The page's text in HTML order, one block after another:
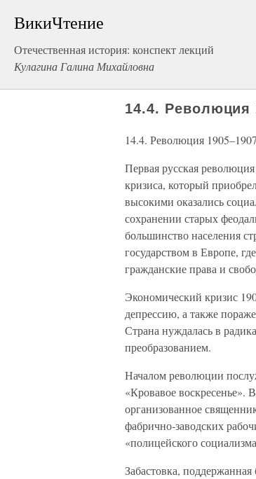
ВикиЧтение
Отечественная история: конспект лекций
Кулагина Галина Михайловна
14.4. Революция
14.4. Революция
Первая русская
кризиса, который
высокими оказались
сохранении старых
большинство населения
государством в Европе,
гражданские права и
Экономический кризис
депрессию, а также
Страна нуждалась в
преобразованием.
Началом революции
«Кровавое воскресенье».
организованное
фабрично-заводских
«полицейского
Забастовка,